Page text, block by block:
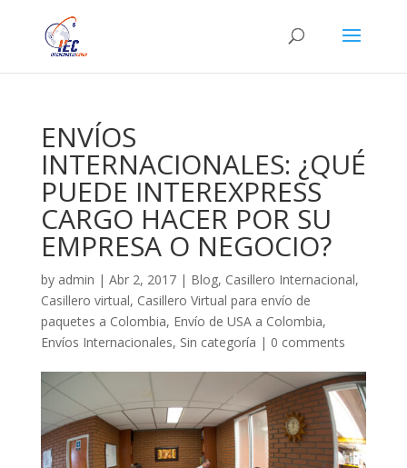
ENVÍOS
INTERNACIONALES: ¿QUÉ
PUEDE INTEREXPRESS
CARGO HACER POR SU
EMPRESA O NEGOCIO?
by admin | Abr 2, 2017| Blog, Casillero Internacional,
Casillero virtual, Casillero Virtual para envío de
paquetes a Colombia, Envío de USA a Colombia,
Envíos Internacionales, Sin categoría | 0 comments